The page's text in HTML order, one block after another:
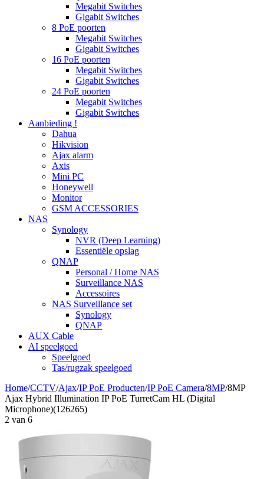
Megabit Switches
Gigabit Switches
8 PoE poorten
Megabit Switches
Gigabit Switches
16 PoE poorten
Megabit Switches
Gigabit Switches
24 PoE poorten
Megabit Switches
Gigabit Switches
Aanbieding !
Dahua
Hikvision
Ajax alarm
Axis
Mini PC
Honeywell
Monitor
GSM ACCESSORIES
NAS
Synology
NVR (Deep Learning)
Essentiële opslag
QNAP
Personal / Home NAS
Surveillance NAS
Accessoires
NAS Surveillance set
Synology
QNAP
AUX Cable
AI speelgoed
Speelgoed
Tas/rugzak speelgoed
Home/CCTV/Ajax/IP PoE Producten/IP PoE Camera/8MP/8MP
Ajax Hybrid Illumination IP PoE TurretCam HL (Digital
Microphone)(126265)
2 van 6